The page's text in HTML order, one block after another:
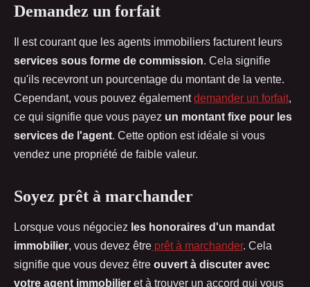
Demandez un forfait
Il est courant que les agents immobiliers facturent leurs
services sous forme de commission. Cela signifie
qu'ils recevront un pourcentage du montant de la vente.
Cependant, vous pouvez égalementdemander un forfait,
ce qui signifie que vous payez un montant fixe pour les
services de l'agent. Cette option est idéale si vous
vendez une propriété de faible valeur.
Soyez prêt à marchander
Lorsque vous négociez les honoraires d'un mandat
immobilier, vous devez être prêt à marchander. Cela
signifie que vous devez être ouvert à discuter avec
votre agent immobilier et à trouver un accord qui vous